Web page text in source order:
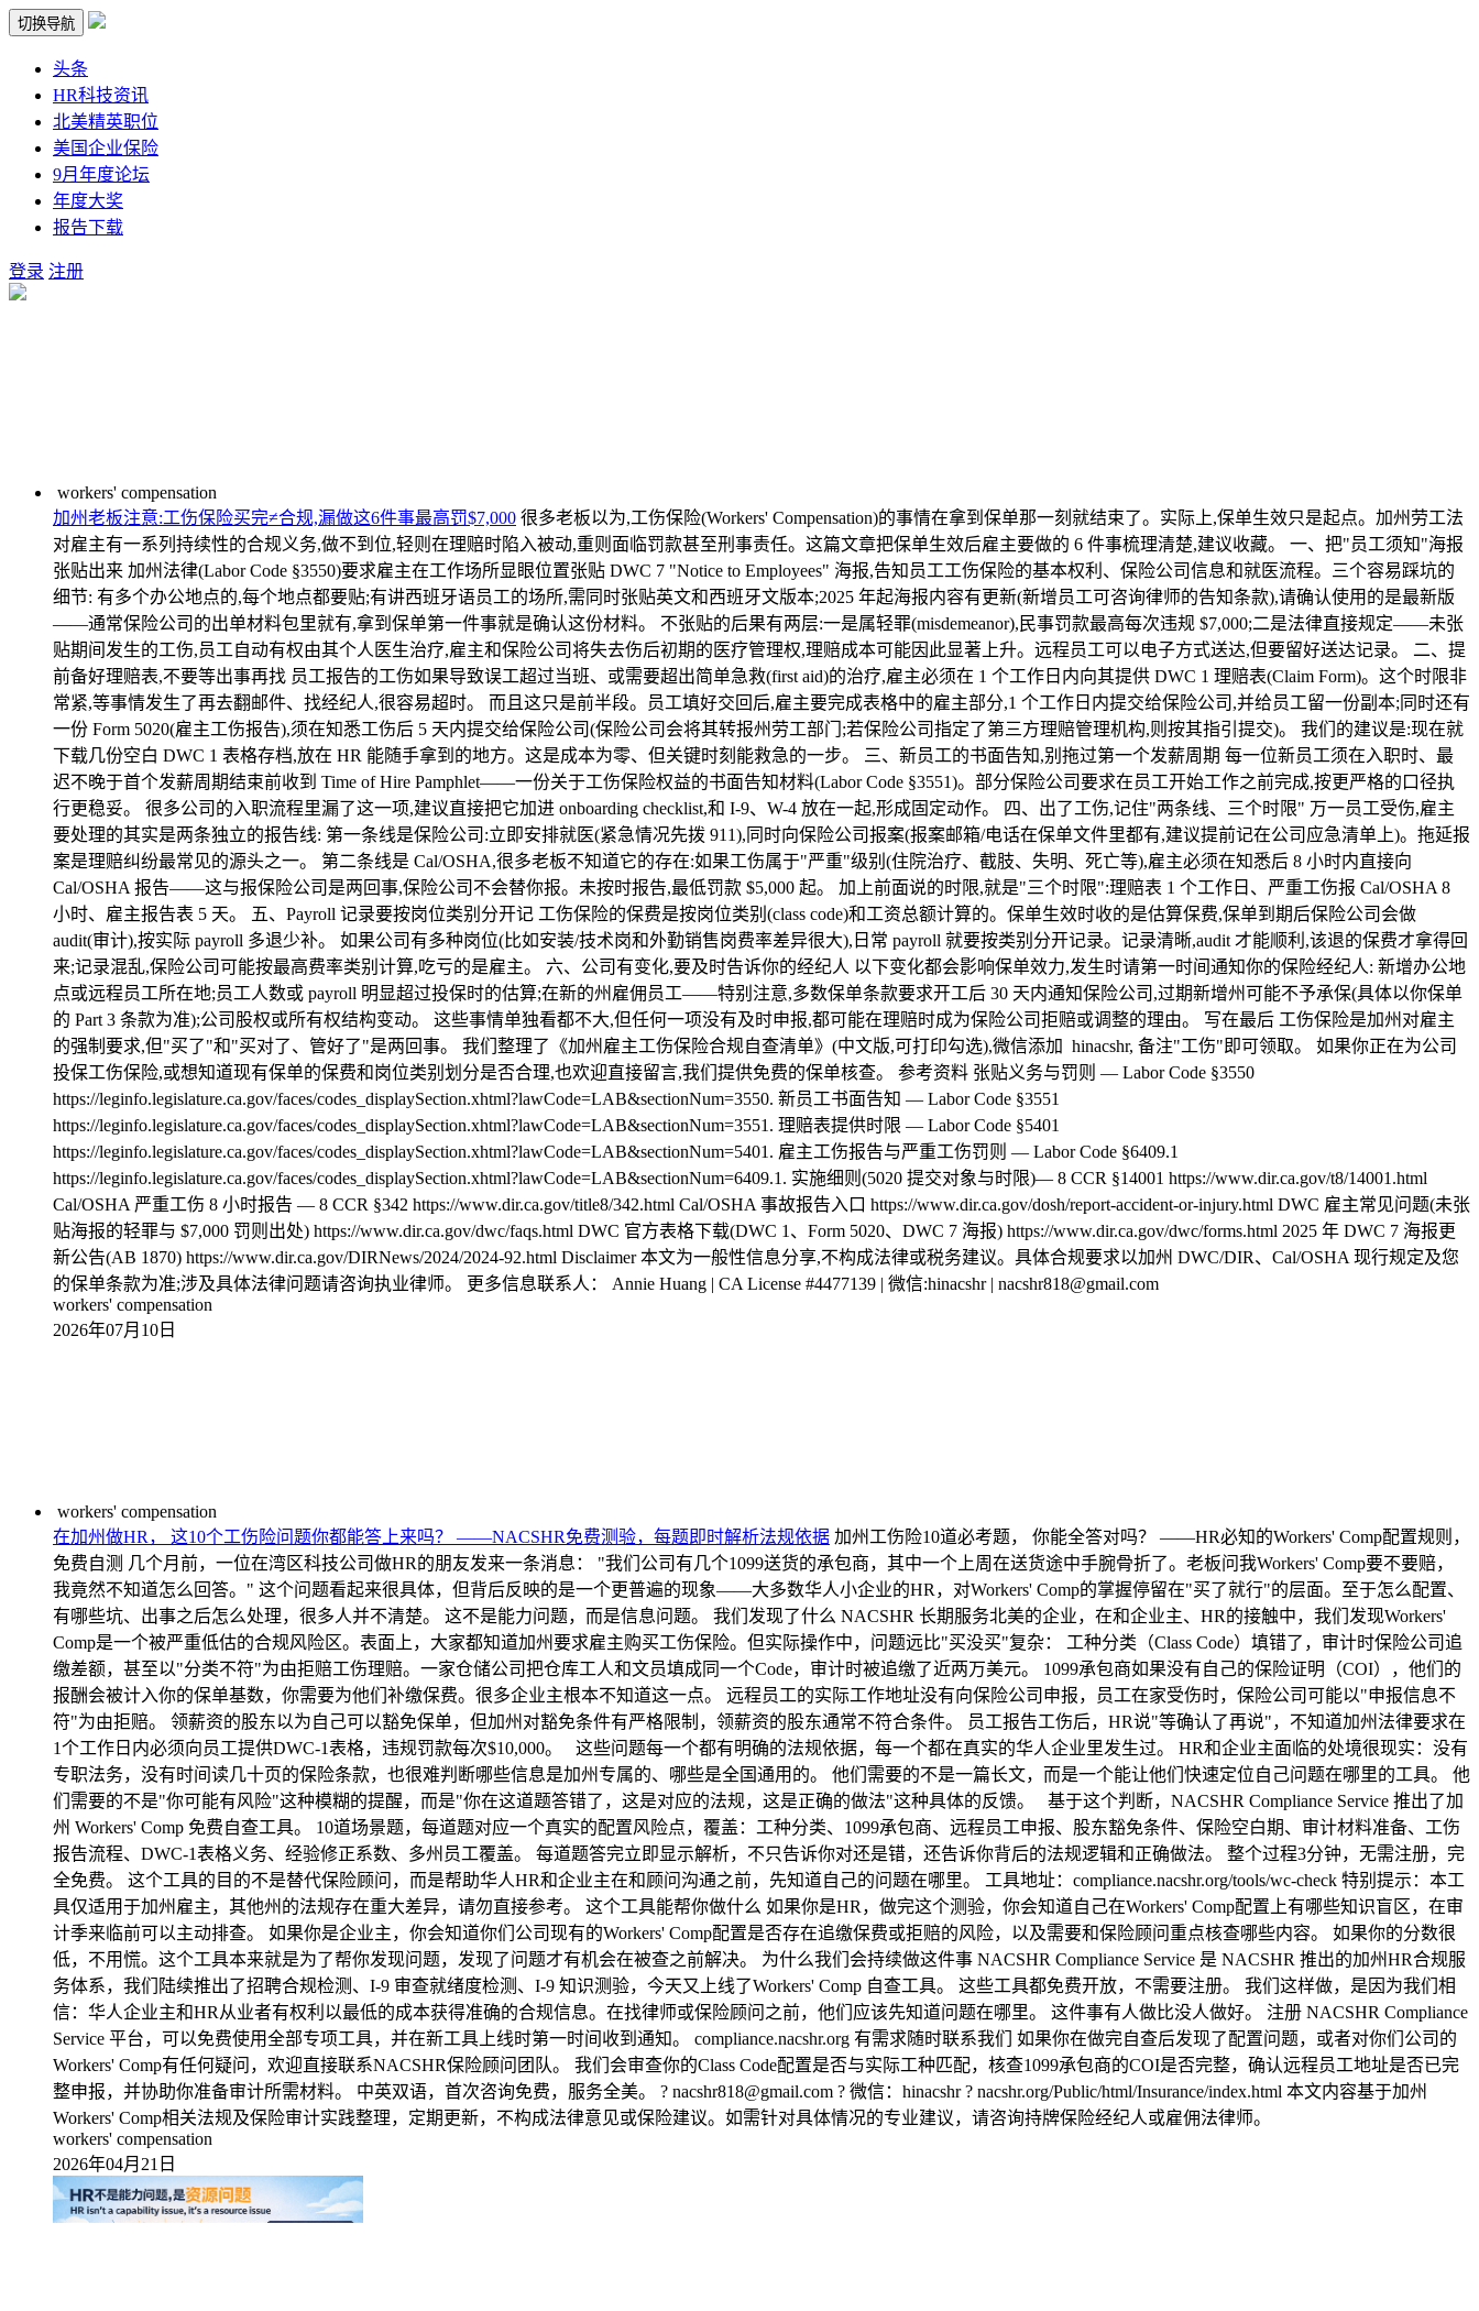
切换导航
头条
HR科技资讯
北美精英职位
美国企业保险
9月年度论坛
年度大奖
报告下载
登录 注册
workers' compensation
加州老板注意:工伤保险买完≠合规,漏做这6件事最高罚$7,000 很多老板以为,工伤保险(Workers' Compensation)的事情在拿到保单那一刻就结束了。实际上,保单生效只是起点。加州劳工法
对雇主有一系列持续性的合规义务,做不到位,轻则在理赔时陷入被动,重则面临罚款甚至刑事责任。这篇文章把保单生效后雇主要做的 6 件事梳理清楚,建议收藏。 一、把"员工须知"海报
张贴出来 加州法律(Labor Code §3550)要求雇主在工作场所显眼位置张贴 DWC 7 "Notice to Employees" 海报,告知员工工伤保险的基本权利、保险公司信息和就医流程。三个容易踩坑的
细节: 有多个办公地点的,每个地点都要贴;有讲西班牙语员工的场所,需同时张贴英文和西班牙文版本;2025 年起海报内容有更新(新增员工可咨询律师的告知条款),请确认使用的是最新版
——通常保险公司的出单材料包里就有,拿到保单第一件事就是确认这份材料。 不张贴的后果有两层:一是属轻罪(misdemeanor),民事罚款最高每次违规 $7,000;二是法律直接规定——未张
贴期间发生的工伤,员工自动有权由其个人医生治疗,雇主和保险公司将失去伤后初期的医疗管理权,理赔成本可能因此显著上升。远程员工可以电子方式送达,但要留好送达记录。 二、提
前备好理赔表,不要等出事再找 员工报告的工伤如果导致误工超过当班、或需要超出简单急救(first aid)的治疗,雇主必须在 1 个工作日内向其提供 DWC 1 理赔表(Claim Form)。这个时限非
常紧,等事情发生了再去翻邮件、找经纪人,很容易超时。 而且这只是前半段。员工填好交回后,雇主要完成表格中的雇主部分,1 个工作日内提交给保险公司,并给员工留一份副本;同时还有
一份 Form 5020(雇主工伤报告),须在知悉工伤后 5 天内提交给保险公司(保险公司会将其转报州劳工部门;若保险公司指定了第三方理赔管理机构,则按其指引提交)。 我们的建议是:现在就
下载几份空白 DWC 1 表格存档,放在 HR 能随手拿到的地方。这是成本为零、但关键时刻能救急的一步。 三、新员工的书面告知,别拖过第一个发薪周期 每一位新员工须在入职时、最
迟不晚于首个发薪周期结束前收到 Time of Hire Pamphlet——一份关于工伤保险权益的书面告知材料(Labor Code §3551)。部分保险公司要求在员工开始工作之前完成,按更严格的口径执
行更稳妥。 很多公司的入职流程里漏了这一项,建议直接把它加进 onboarding checklist,和 I-9、W-4 放在一起,形成固定动作。 四、出了工伤,记住"两条线、三个时限" 万一员工受伤,雇主
要处理的其实是两条独立的报告线: 第一条线是保险公司:立即安排就医(紧急情况先拨 911),同时向保险公司报案(报案邮箱/电话在保单文件里都有,建议提前记在公司应急清单上)。拖延报
案是理赔纠纷最常见的源头之一。 第二条线是 Cal/OSHA,很多老板不知道它的存在:如果工伤属于"严重"级别(住院治疗、截肢、失明、死亡等),雇主必须在知悉后 8 小时内直接向
Cal/OSHA 报告——这与报保险公司是两回事,保险公司不会替你报。未按时报告,最低罚款 $5,000 起。 加上前面说的时限,就是"三个时限":理赔表 1 个工作日、严重工伤报 Cal/OSHA 8
小时、雇主报告表 5 天。 五、Payroll 记录要按岗位类别分开记 工伤保险的保费是按岗位类别(class code)和工资总额计算的。保单生效时收的是估算保费,保单到期后保险公司会做
audit(审计),按实际 payroll 多退少补。 如果公司有多种岗位(比如安装/技术岗和外勤销售岗费率差异很大),日常 payroll 就要按类别分开记录。记录清晰,audit 才能顺利,该退的保费才拿得回
来;记录混乱,保险公司可能按最高费率类别计算,吃亏的是雇主。 六、公司有变化,要及时告诉你的经纪人 以下变化都会影响保单效力,发生时请第一时间通知你的保险经纪人: 新增办公地
点或远程员工所在地;员工人数或 payroll 明显超过投保时的估算;在新的州雇佣员工——特别注意,多数保单条款要求开工后 30 天内通知保险公司,过期新增州可能不予承保(具体以你保单
的 Part 3 条款为准);公司股权或所有权结构变动。 这些事情单独看都不大,但任何一项没有及时申报,都可能在理赔时成为保险公司拒赔或调整的理由。 写在最后 工伤保险是加州对雇主
的强制要求,但"买了"和"买对了、管好了"是两回事。 我们整理了《加州雇主工伤保险合规自查清单》(中文版,可打印勾选),微信添加 hinacshr, 备注"工伤"即可领取。 如果你正在为公司
投保工伤保险,或想知道现有保单的保费和岗位类别划分是否合理,也欢迎直接留言,我们提供免费的保单核查。 参考资料 张贴义务与罚则 — Labor Code §3550
https://leginfo.legislature.ca.gov/faces/codes_displaySection.xhtml?lawCode=LAB&sectionNum=3550. 新员工书面告知 — Labor Code §3551
https://leginfo.legislature.ca.gov/faces/codes_displaySection.xhtml?lawCode=LAB&sectionNum=3551. 理赔表提供时限 — Labor Code §5401
https://leginfo.legislature.ca.gov/faces/codes_displaySection.xhtml?lawCode=LAB&sectionNum=5401. 雇主工伤报告与严重工伤罚则 — Labor Code §6409.1
https://leginfo.legislature.ca.gov/faces/codes_displaySection.xhtml?lawCode=LAB&sectionNum=6409.1. 实施细则(5020 提交对象与时限)— 8 CCR §14001 https://www.dir.ca.gov/t8/14001.html
Cal/OSHA 严重工伤 8 小时报告 — 8 CCR §342 https://www.dir.ca.gov/title8/342.html Cal/OSHA 事故报告入口 https://www.dir.ca.gov/dosh/report-accident-or-injury.html DWC 雇主常见问题(未张
贴海报的轻罪与 $7,000 罚则出处) https://www.dir.ca.gov/dwc/faqs.html DWC 官方表格下载(DWC 1、Form 5020、DWC 7 海报) https://www.dir.ca.gov/dwc/forms.html 2025 年 DWC 7 海报更
新公告(AB 1870) https://www.dir.ca.gov/DIRNews/2024/2024-92.html Disclaimer 本文为一般性信息分享,不构成法律或税务建议。具体合规要求以加州 DWC/DIR、Cal/OSHA 现行规定及您
的保单条款为准;涉及具体法律问题请咨询执业律师。 更多信息联系人： Annie Huang | CA License #4477139 | 微信:hinacshr | nacshr818@gmail.com
workers' compensation
2026年07月10日
workers' compensation
在加州做HR， 这10个工伤险问题你都能答上来吗？ ——NACSHR免费测验，每题即时解析法规依据 加州工伤险10道必考题， 你能全答对吗？ ——HR必知的Workers' Comp配置规则，
免费自测 几个月前，一位在湾区科技公司做HR的朋友发来一条消息： "我们公司有几个1099送货的承包商，其中一个上周在送货途中手腕骨折了。老板问我Workers' Comp要不要赔，
我竟然不知道怎么回答。" 这个问题看起来很具体，但背后反映的是一个更普遍的现象——大多数华人小企业的HR，对Workers' Comp的掌握停留在"买了就行"的层面。至于怎么配置、
有哪些坑、出事之后怎么处理，很多人并不清楚。 这不是能力问题，而是信息问题。 我们发现了什么 NACSHR 长期服务北美的企业，在和企业主、HR的接触中，我们发现Workers'
Comp是一个被严重低估的合规风险区。表面上，大家都知道加州要求雇主购买工伤保险。但实际操作中，问题远比"买没买"复杂： 工种分类（Class Code）填错了，审计时保险公司追
缴差额，甚至以"分类不符"为由拒赔工伤理赔。一家仓储公司把仓库工人和文员填成同一个Code，审计时被追缴了近两万美元。 1099承包商如果没有自己的保险证明（COI），他们的
报酬会被计入你的保单基数，你需要为他们补缴保费。很多企业主根本不知道这一点。 远程员工的实际工作地址没有向保险公司申报，员工在家受伤时，保险公司可能以"申报信息不
符"为由拒赔。 领薪资的股东以为自己可以豁免保单，但加州对豁免条件有严格限制，领薪资的股东通常不符合条件。 员工报告工伤后，HR说"等确认了再说"，不知道加州法律要求在
1个工作日内必须向员工提供DWC-1表格，违规罚款每次$10,000。 这些问题每一个都有明确的法规依据，每一个都在真实的华人企业里发生过。 HR和企业主面临的处境很现实：没有
专职法务，没有时间读几十页的保险条款，也很难判断哪些信息是加州专属的、哪些是全国通用的。 他们需要的不是一篇长文，而是一个能让他们快速定位自己问题在哪里的工具。 他
们需要的不是"你可能有风险"这种模糊的提醒，而是"你在这道题答错了，这是对应的法规，这是正确的做法"这种具体的反馈。 基于这个判断，NACSHR Compliance Service 推出了加
州 Workers' Comp 免费自查工具。 10道场景题，每道题对应一个真实的配置风险点，覆盖：工种分类、1099承包商、远程员工申报、股东豁免条件、保险空白期、审计材料准备、工伤
报告流程、DWC-1表格义务、经验修正系数、多州员工覆盖。 每道题答完立即显示解析，不只告诉你对还是错，还告诉你背后的法规逻辑和正确做法。 整个过程3分钟，无需注册，完
全免费。 这个工具的目的不是替代保险顾问，而是帮助华人HR和企业主在和顾问沟通之前，先知道自己的问题在哪里。 工具地址：compliance.nacshr.org/tools/wc-check 特别提示：本工
具仅适用于加州雇主，其他州的法规存在重大差异，请勿直接参考。 这个工具能帮你做什么 如果你是HR，做完这个测验，你会知道自己在Workers' Comp配置上有哪些知识盲区，在审
计季来临前可以主动排查。 如果你是企业主，你会知道你们公司现有的Workers' Comp配置是否存在追缴保费或拒赔的风险，以及需要和保险顾问重点核查哪些内容。 如果你的分数很
低，不用慌。这个工具本来就是为了帮你发现问题，发现了问题才有机会在被查之前解决。 为什么我们会持续做这件事 NACSHR Compliance Service 是 NACSHR 推出的加州HR合规服
务体系，我们陆续推出了招聘合规检测、I-9 审查就绪度检测、I-9 知识测验，今天又上线了Workers' Comp 自查工具。 这些工具都免费开放，不需要注册。 我们这样做，是因为我们相
信：华人企业主和HR从业者有权利以最低的成本获得准确的合规信息。在找律师或保险顾问之前，他们应该先知道问题在哪里。 这件事有人做比没人做好。 注册 NACSHR Compliance
Service 平台，可以免费使用全部专项工具，并在新工具上线时第一时间收到通知。 compliance.nacshr.org 有需求随时联系我们 如果你在做完自查后发现了配置问题，或者对你们公司的
Workers' Comp有任何疑问，欢迎直接联系NACSHR保险顾问团队。 我们会审查你的Class Code配置是否与实际工种匹配，核查1099承包商的COI是否完整，确认远程员工地址是否已完
整申报，并协助你准备审计所需材料。 中英双语，首次咨询免费，服务全美。 ? nacshr818@gmail.com ? 微信：hinacshr ? nacshr.org/Public/html/Insurance/index.html 本文内容基于加州
Workers' Comp相关法规及保险审计实践整理，定期更新，不构成法律意见或保险建议。如需针对具体情况的专业建议，请咨询持牌保险经纪人或雇佣法律师。
workers' compensation
2026年04月21日